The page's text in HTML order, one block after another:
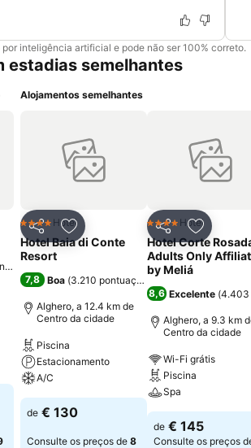
por inteligência artificial e pode não ser 100% correto.
estadias semelhantes
favoritos
Alojamentos semelhantes
PartilharAdicionar aos favoritos
4 EstrelasHotel
Hotel Baia di Conte
Resort
7,8 Boa (3.210 pontuações )
Alghero, a 12.4 km de
Centro da cidade
Piscina
Estacionamento
A/C
de € 130
Consulte os preços de 8
Partilhar
4 EstrelasHotel
Hotel Corte
Adults Only
by Meliá
8,6 Excelente (4.403
Alghero, a 9.3 km
Centro da cidade
Wi-Fi grátis
Piscina
Spa
de € 145
Consulte os preços